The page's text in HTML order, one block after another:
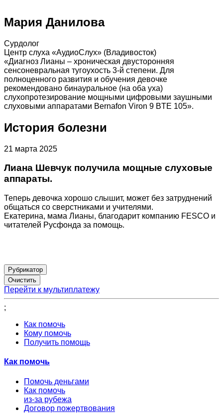
Мария Данилова
Сурдолог
Центр слуха «АудиоСлух» (Владивосток)
«Диагноз Лианы – хроническая двусторонняя
сенсоневральная тугоухость 3-й степени. Для
полноценного развития и обучения девочке
рекомендовано бинауральное (на оба уха)
слухопротезирование мощными цифровыми заушными
слуховыми аппаратами Bernafon Viron 9 BTE 105».
История болезни
21 марта 2025
Лиана Шевчук получила мощные слуховые
аппараты.
Теперь девочка хорошо слышит, может без затруднений
общаться со сверстниками и учителями.
Екатерина, мама Лианы, благодарит компанию FESCO и
читателей Русфонда за помощь.
Рубрикатор
Перейти к мультиплатежу
;
Как помочь
Кому помочь
Получить помощь
Как помочь
Помочь деньгами
Как помочь
из-за рубежа
Договор пожертвования